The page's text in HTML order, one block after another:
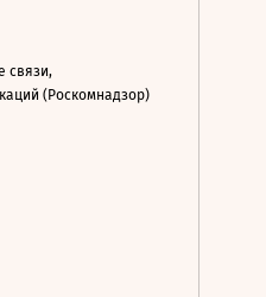
связи,
(Роскомнадзор)